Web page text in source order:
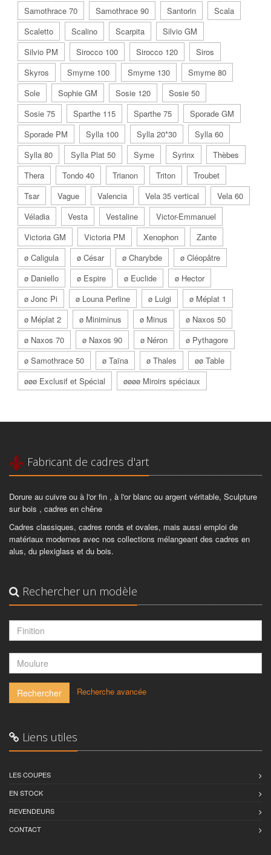
Samothrace 70
Samothrace 90 Santorin
Scala
Scaletto
Scalino Scarpita
Silvio GM
Silvio PM
Sirocco 100 Sirocco 120
Siros
Skyros
Smyrne 100 Smyrne 130
Smyrne 80
Sole
Sophie GM Sosie 120
Sosie 50
Sosie 75
Sparthe 115 Sparthe 75
Sporade GM
Sporade PM
Sylla 100 Sylla 20*30
Sylla 60
Sylla 80
Sylla Plat 50 Syme Syrinx
Thèbes
Thera
Tondo 40 Trianon Triton
Troubet
Tsar
Vague Valencia Vela 35 vertical
Vela 60
Véladia
Vesta Vestaline
Victor-Emmanuel
Victoria GM
Victoria PM Xenophon
Zante
ø Caligula
ø César ø Charybde
ø Cléopâtre
ø Daniello
ø Espire ø Euclide
ø Hector
ø Jonc Pi
ø Louna Perline ø Luigi
ø Méplat 1
ø Méplat 2
ø Miniminus ø Minus
ø Naxos 50
ø Naxos 70
ø Naxos 90 ø Néron
ø Pythagore
ø Samothrace 50
ø Taïna ø Thales
øø Table
øøø Exclusif et Spécial
øøøø Miroirs spéciaux
Fabricant de cadres d'art
Dorure au cuivre ou à l'or fin , à l'or blanc ou argent véritable, Sculpture
sur bois , cadres en chêne
Cadres classiques, cadres ronds et ovales, mais aussi emploi de
matériaux modernes avec nos collections mélangeant des cadres en
alus, du plexiglass et du bois.
Rechercher un modèle
Rechercher Recherche avancée
Liens utiles
LES COUPES
EN STOCK
REVENDEURS
CONTACT